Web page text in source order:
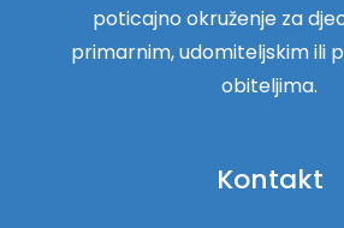
poticajno okruženje za
primarnim, udomiteljskim ili
obiteljima.
Kontakt